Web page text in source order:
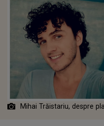
Mihai Trăistariu, despre